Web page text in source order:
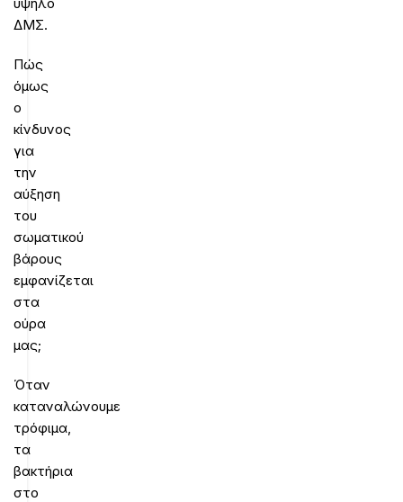
ΔΜΣ.
Πώς
όμως
ο
κίνδυνος
για
την
αύξηση
του
σωματικού
βάρους
εμφανίζεται
στα
ούρα
μας;
Όταν
καταναλώνουμε
τρόφιμα,
τα
βακτήρια
στο